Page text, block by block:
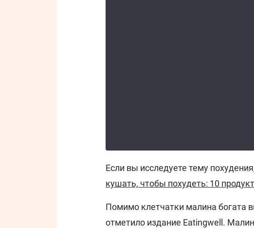
Если вы исследуете тему
кушать, чтобы похудеть: 10
Помимо клетчатки малина богата
отметило издание Eatingwell.